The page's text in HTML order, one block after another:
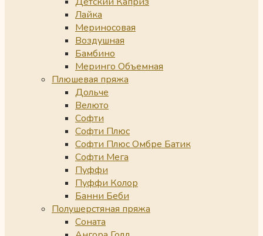
Лайка
Мериносовая
Воздушная
Бамбино
Меринго Объемная
Плюшевая пряжа
Дольче
Велюто
Софти
Софти Плюс
Софти Плюс Омбре Батик
Софти Мега
Пуффи
Пуффи Колор
Банни Беби
Полушерстяная пряжа
Соната